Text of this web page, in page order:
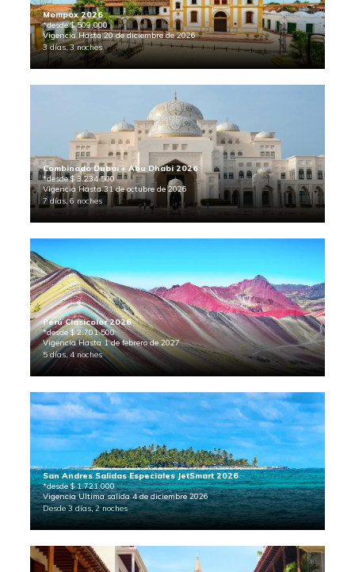
Mompox 2026
*desde $ 509.000
Vigencia Hasta 20 de diciembre de 2026
3 días, 3 noches
Combinado Dubai + Abu Dhabi 2026
*desde $ 3.234.500
Vigencia Hasta 31 de octubre de 2026
7 días, 6 noches
Perú Clasicolor 2026
*desde $ 2.701.500
Vigencia Hasta 1 de febrero de 2027
5 días, 4 noches
San Andres Salidas Especiales JetSmart 2026
*desde $ 1.721.000
Vigencia Ultima salida 4 de diciembre 2026
Desde 3 días, 2 noches